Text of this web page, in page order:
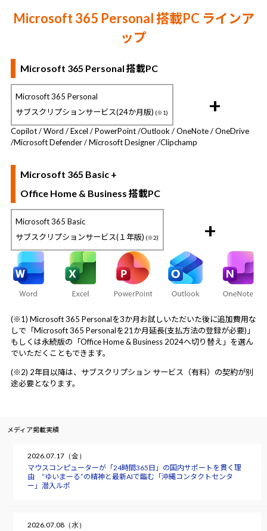
Microsoft 365 Personal 搭載PC ラインア
ップ
Microsoft 365 Personal 搭載PC
Microsoft 365 Personal
サブスクリプションサービス(24か月版) (※1) +
Copilot / Word / Excel / PowerPoint /Outlook / OneNote / OneDrive
/Microsoft Defender / Microsoft Designer /Clipchamp
Microsoft 365 Basic +
Office Home & Business 搭載PC
Microsoft 365 Basic
サブスクリプションサービス(１年版) (※2) +
(※1) Microsoft 365 Personalを3か月お試しいただいた後に追加費用な
しで「Microsoft 365 Personalを21か月延長(支払方法の登録が必要)」
もしくは永続版の「Office Home & Business 2024へ切り替え」を選ん
でいただくこともできます。
(※2) 2年目以降は、サブスクリプション サービス（有料）の契約が別
途必要となります。
メディア掲載実績
2026.07.17（金）
マウスコンピューターが「24時間365日」の国内サポートを貫く理
由 “ゆいまーる”の精神と最新AIで臨む「沖縄コンタクトセンタ
ー」潜入ルポ
2026.07.08（水）